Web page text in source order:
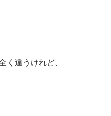
く違うけれど、